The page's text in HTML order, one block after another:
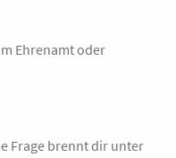
Ehrenamt oder
Frage brennt dir unter